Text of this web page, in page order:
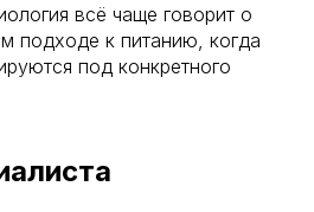
всё чаще говорит о
подходе к питанию, когда
под конкретного